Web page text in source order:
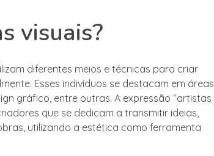
visuais?
diferentes meios e técnicas para criar
Esses indivíduos se destacam em áreas
gráfico, entre outras. A expressão “artistas
que se dedicam a transmitir ideias,
utilizando a estética como ferramenta